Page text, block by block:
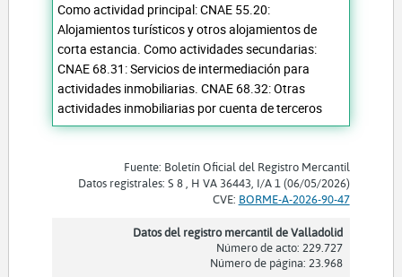
Como actividad principal: CNAE 55.20:
Alojamientos turísticos y otros alojamientos de
corta estancia. Como actividades secundarias:
CNAE 68.31: Servicios de intermediación para
actividades inmobiliarias. CNAE 68.32: Otras
actividades inmobiliarias por cuenta de terceros
Fuente: Boletín Oficial del Registro Mercantil
Datos registrales: S 8 , H VA 36443, I/A 1 (06/05/2026)
CVE: BORME-A-2026-90-47
Datos del registro mercantil de Valladolid
Número de acto: 229.727
Número de página: 23.968